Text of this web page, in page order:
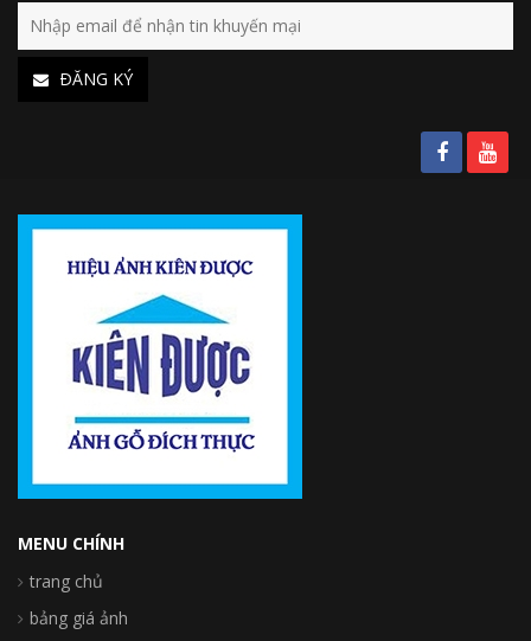
ÐĂNG KÝ
MENU CHÍNH
trang chủ
bảng giá ảnh